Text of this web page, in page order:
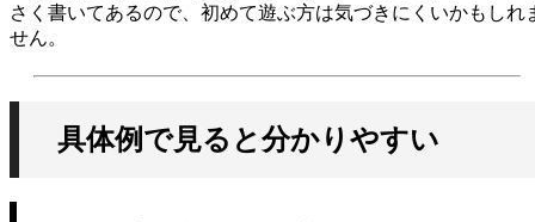
さく書いてあるので、初めて遊ぶ方は気づきにくいかもしれ
せん。
具体例で見ると分かりやすい